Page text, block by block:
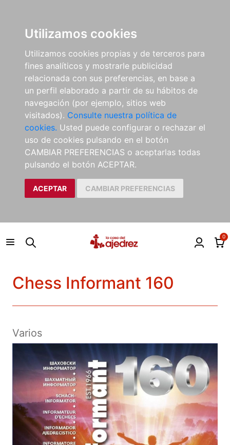
Utilizamos cookies
Utilizamos cookies propias y de terceros para
fines analíticos y mostrarle publicidad
relacionada con sus preferencias, en base a
un perfil elaborado a partir de su hábitos de
navegación (por ejemplo, sitios web
visitados). Consulte nuestra política de
cookies. Usted puede configurar o rechazar el
uso de cookies pulsando en el botón
CAMBIAR PREFERENCIAS o aceptarlas todas
pulsando el botón ACEPTAR.
ACEPTAR CAMBIAR PREFERENCIAS
0
Chess Informant 160
Varios